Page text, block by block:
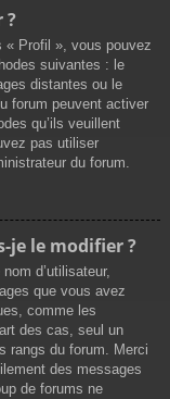
?
« Profil », vous pouvez
suivantes : le
distantes ou le
forum peuvent activer
qu’ils veuillent
pas utiliser
du forum.
je le modifier ?
d’utilisateur,
que vous avez
comme les
des cas, seul un
rangs du forum. Merci
des messages
de forums ne